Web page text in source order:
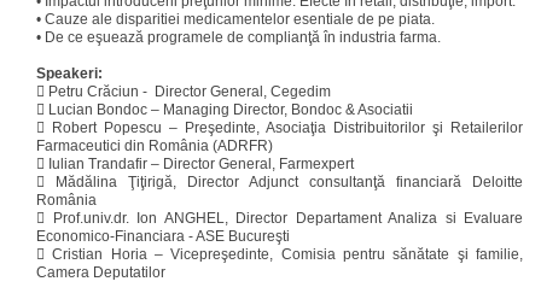
• Cauze ale disparitiei medicamentelor esentiale de pe piata.
• De ce eşuează programele de complianţă în industria farma.
Speakeri:
 Petru Crăciun - Director General, Cegedim
 Lucian Bondoc – Managing Director, Bondoc & Asociatii

Robert Popescu – Preşedinte, Asociaţia Distribuitorilor şi Retailerilor
Farmaceutici din România (ADRFR)
 Iulian Trandafir – Director General, Farmexpert

Mădălina Ţiţirigă, Director Adjunct consultanţă financiară Deloitte
România

Prof.univ.dr. Ion ANGHEL, Director Departament Analiza si Evaluare
Economico-Financiara - ASE Bucureşti
 Cristian Horia – Vicepreşedinte, Comisia pentru sănătate şi familie,
Camera Deputatilor